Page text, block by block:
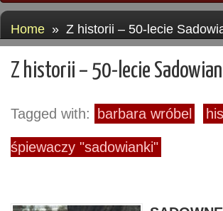
Home » Z historii – 50-lecie
Z historii – 50-lecie
Tagged with: barbara wróbel
śpiewaczy "sadowianki"